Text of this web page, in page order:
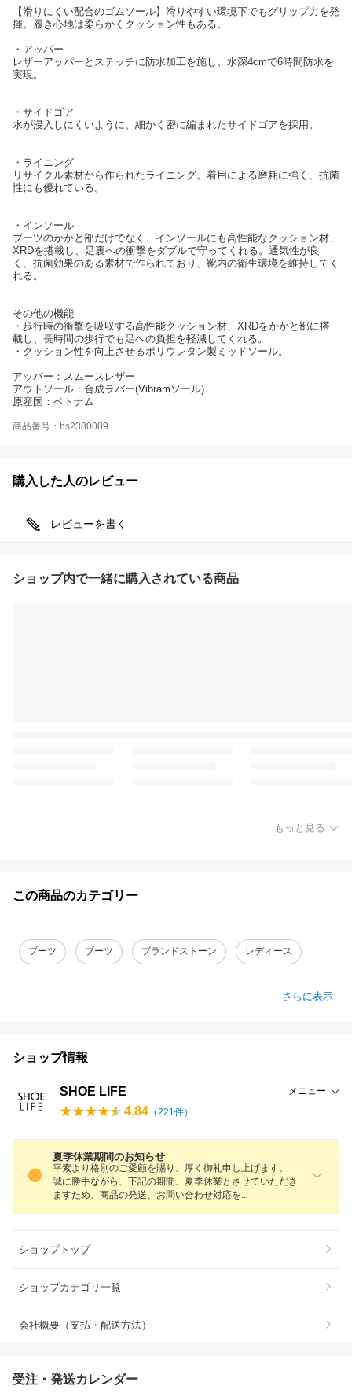
【滑りにくい配合のゴムソール】滑りやすい環境下でもグリップ力を発
揮。履き心地は柔らかくクッション性もある。
・アッパー
レザーアッパーとステッチに防水加工を施し、水深4cmで6時間防水を
実現。
・サイドゴア
水が浸入しにくいように、細かく密に編まれたサイドゴアを採用。
・ライニング
リサイクル素材から作られたライニング。着用による磨耗に強く、抗菌
性にも優れている。
・インソール
ブーツのかかと部だけでなく、インソールにも高性能なクッション材、
XRDを搭載し、足裏への衝撃をダブルで守ってくれる。通気性が良
く、抗菌効果のある素材で作られており、靴内の衛生環境を維持してく
れる。
その他の機能
・歩行時の衝撃を吸収する高性能クッション材、XRDをかかと部に搭
載し、長時間の歩行でも足への負担を軽減してくれる。
・クッション性を向上させるポリウレタン製ミッドソール。
アッパー：スムースレザー
アウトソール：合成ラバー(Vibramソール)
原産国：ベトナム
商品番号：bs2380009
購入した人のレビュー
レビューを書く
ショップ内で一緒に購入されている商品
もっと見る
この商品のカテゴリー
ブーツ ブーツ ブランドストーン レディース
さらに表示
ショップ情報
SHOE LIFE メニュー
4.84 （221件）
夏季休業期間のお知らせ
平素より格別のご愛顧を賜り、厚く御礼申し上げます。
誠に勝手ながら、下記の期間、夏季休業とさせていただき
ますため、商品の発送、お問い合わせ対応を
ショップトップ
ショップカテゴリ一覧
会社概要（支払・配送方法）
受注・発送カレンダー